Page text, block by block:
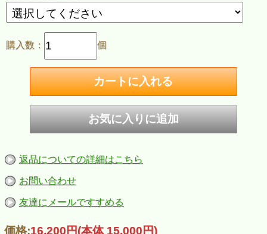
購入数： 個
返品についての詳細はこちら
お問い合わせ
友達にメールですすめる
価格:16,200円(本体 15,000円)